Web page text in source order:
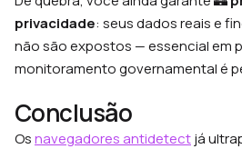
privacidade: seus dados reais e
não são expostos — essencial em
monitoramento governamental é
Conclusão
Osnavegadores antidetectjá